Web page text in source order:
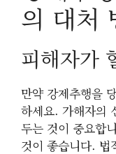
의 대처
피해자가
만약 강제추행을
하세요. 가해자의
두는 것이 중요합
것이 좋습니다. 법